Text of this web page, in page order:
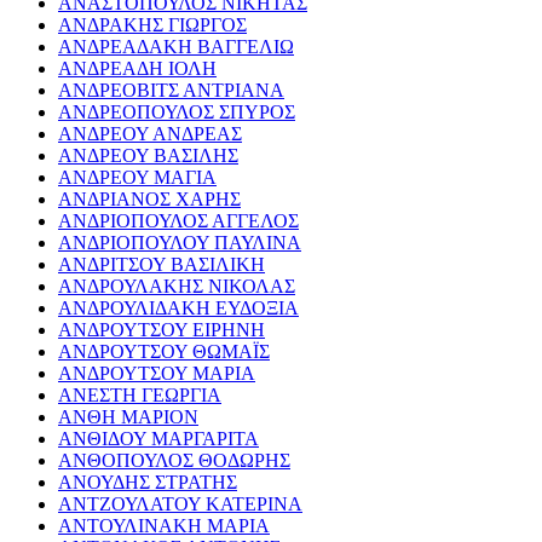
ΑΝΔΡΑΚΗΣ ΓΙΩΡΓΟΣ
ΑΝΔΡΕΑΔΑΚΗ ΒΑΓΓΕΛΙΩ
ΑΝΔΡΕΑΔΗ ΙΟΛΗ
ΑΝΔΡΕΟΒΙΤΣ ΑΝΤΡΙΑΝΑ
ΑΝΔΡΕΟΠΟΥΛΟΣ ΣΠΥΡΟΣ
ΑΝΔΡΕΟΥ ΑΝΔΡΕΑΣ
ΑΝΔΡΕΟΥ ΒΑΣΙΛΗΣ
ΑΝΔΡΕΟΥ ΜΑΓΙΑ
ΑΝΔΡΙΑΝΟΣ ΧΑΡΗΣ
ΑΝΔΡΙΟΠΟΥΛΟΣ ΑΓΓΕΛΟΣ
ΑΝΔΡΙΟΠΟΥΛΟΥ ΠΑΥΛΙΝΑ
ΑΝΔΡΙΤΣΟΥ ΒΑΣΙΛΙΚΗ
ΑΝΔΡΟΥΛΑΚΗΣ ΝΙΚΟΛΑΣ
ΑΝΔΡΟΥΛΙΔΑΚΗ ΕΥΔΟΞΙΑ
ΑΝΔΡΟΥΤΣΟΥ ΕΙΡΗΝΗ
ΑΝΔΡΟΥΤΣΟΥ ΘΩΜΑΪΣ
ΑΝΔΡΟΥΤΣΟΥ ΜΑΡΙΑ
ΑΝΕΣΤΗ ΓΕΩΡΓΙΑ
ΑΝΘΗ ΜΑΡΙΟΝ
ΑΝΘΙΔΟΥ ΜΑΡΓΑΡΙΤΑ
ΑΝΘΟΠΟΥΛΟΣ ΘΟΔΩΡΗΣ
ΑΝΟΥΔΗΣ ΣΤΡΑΤΗΣ
ΑΝΤΖΟΥΛΑΤΟΥ ΚΑΤΕΡΙΝΑ
ΑΝΤΟΥΛΙΝΑΚΗ ΜΑΡΙΑ